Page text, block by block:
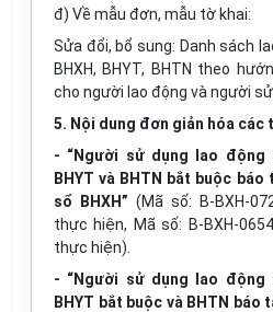
đ) Về mẫu đơn, mẫu tờ khai:
Sửa đổi, bổ sung: Danh sách
BHXH, BHYT, BHTN theo
cho người lao động và người sử
5. Nội dung đơn giản hóa các
- “Người sử dụng lao động
BHYT và BHTN bắt buộc
sổ BHXH” (Mã số: B-BXH-
thực hiện, Mã số: B-BXH-
thực hiện).
- “Người sử dụng lao động
BHYT bắt buộc và BHTN